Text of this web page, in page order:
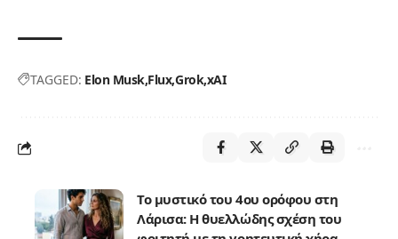
TAGGED: Elon Musk FluxGrok xAI
Το μυστικό του 4ου ορόφου στη
Λάρισα: Η θυελλώδης σχέση του